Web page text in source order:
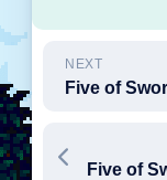
NEXT
Five of
Five of